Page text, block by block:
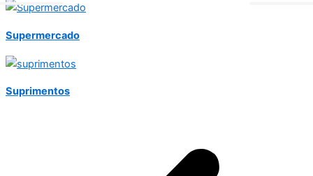
Supermercado
Suprimentos